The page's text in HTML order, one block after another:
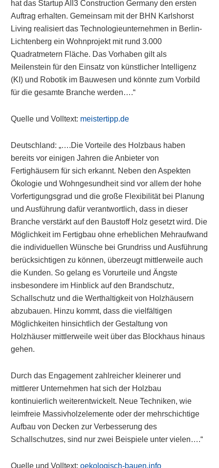
hat das Startup All3 Construction Germany den ersten
Auftrag erhalten. Gemeinsam mit der BHN Karlshorst
Living realisiert das Technologieunternehmen in Berlin-
Lichtenberg ein Wohnprojekt mit rund 3.000
Quadratmetern Fläche. Das Vorhaben gilt als
Meilenstein für den Einsatz von künstlicher Intelligenz
(KI) und Robotik im Bauwesen und könnte zum Vorbild
für die gesamte Branche werden….“
Quelle und Volltext: meistertipp.de
Deutschland: „….Die Vorteile des Holzbaus haben
bereits vor einigen Jahren die Anbieter von
Fertighäusern für sich erkannt. Neben den Aspekten
Ökologie und Wohngesundheit sind vor allem der hohe
Vorfertigungsgrad und die große Flexibilität bei Planung
und Ausführung dafür verantwortlich, dass in dieser
Branche verstärkt auf den Baustoff Holz gesetzt wird. Die
Möglichkeit im Fertigbau ohne erheblichen Mehraufwand
die individuellen Wünsche bei Grundriss und Ausführung
berücksichtigen zu können, überzeugt mittlerweile auch
die Kunden. So gelang es Vorurteile und Ängste
insbesondere im Hinblick auf den Brandschutz,
Schallschutz und die Werthaltigkeit von Holzhäusern
abzubauen. Hinzu kommt, dass die vielfältigen
Möglichkeiten hinsichtlich der Gestaltung von
Holzhäuser mittlerweile weit über das Blockhaus hinaus
gehen.
Durch das Engagement zahlreicher kleinerer und
mittlerer Unternehmen hat sich der Holzbau
kontinuierlich weiterentwickelt. Neue Techniken, wie
leimfreie Massivholzelemente oder der mehrschichtige
Aufbau von Decken zur Verbesserung des
Schallschutzes, sind nur zwei Beispiele unter vielen….“
Quelle und Volltext:oekologisch-bauen.info